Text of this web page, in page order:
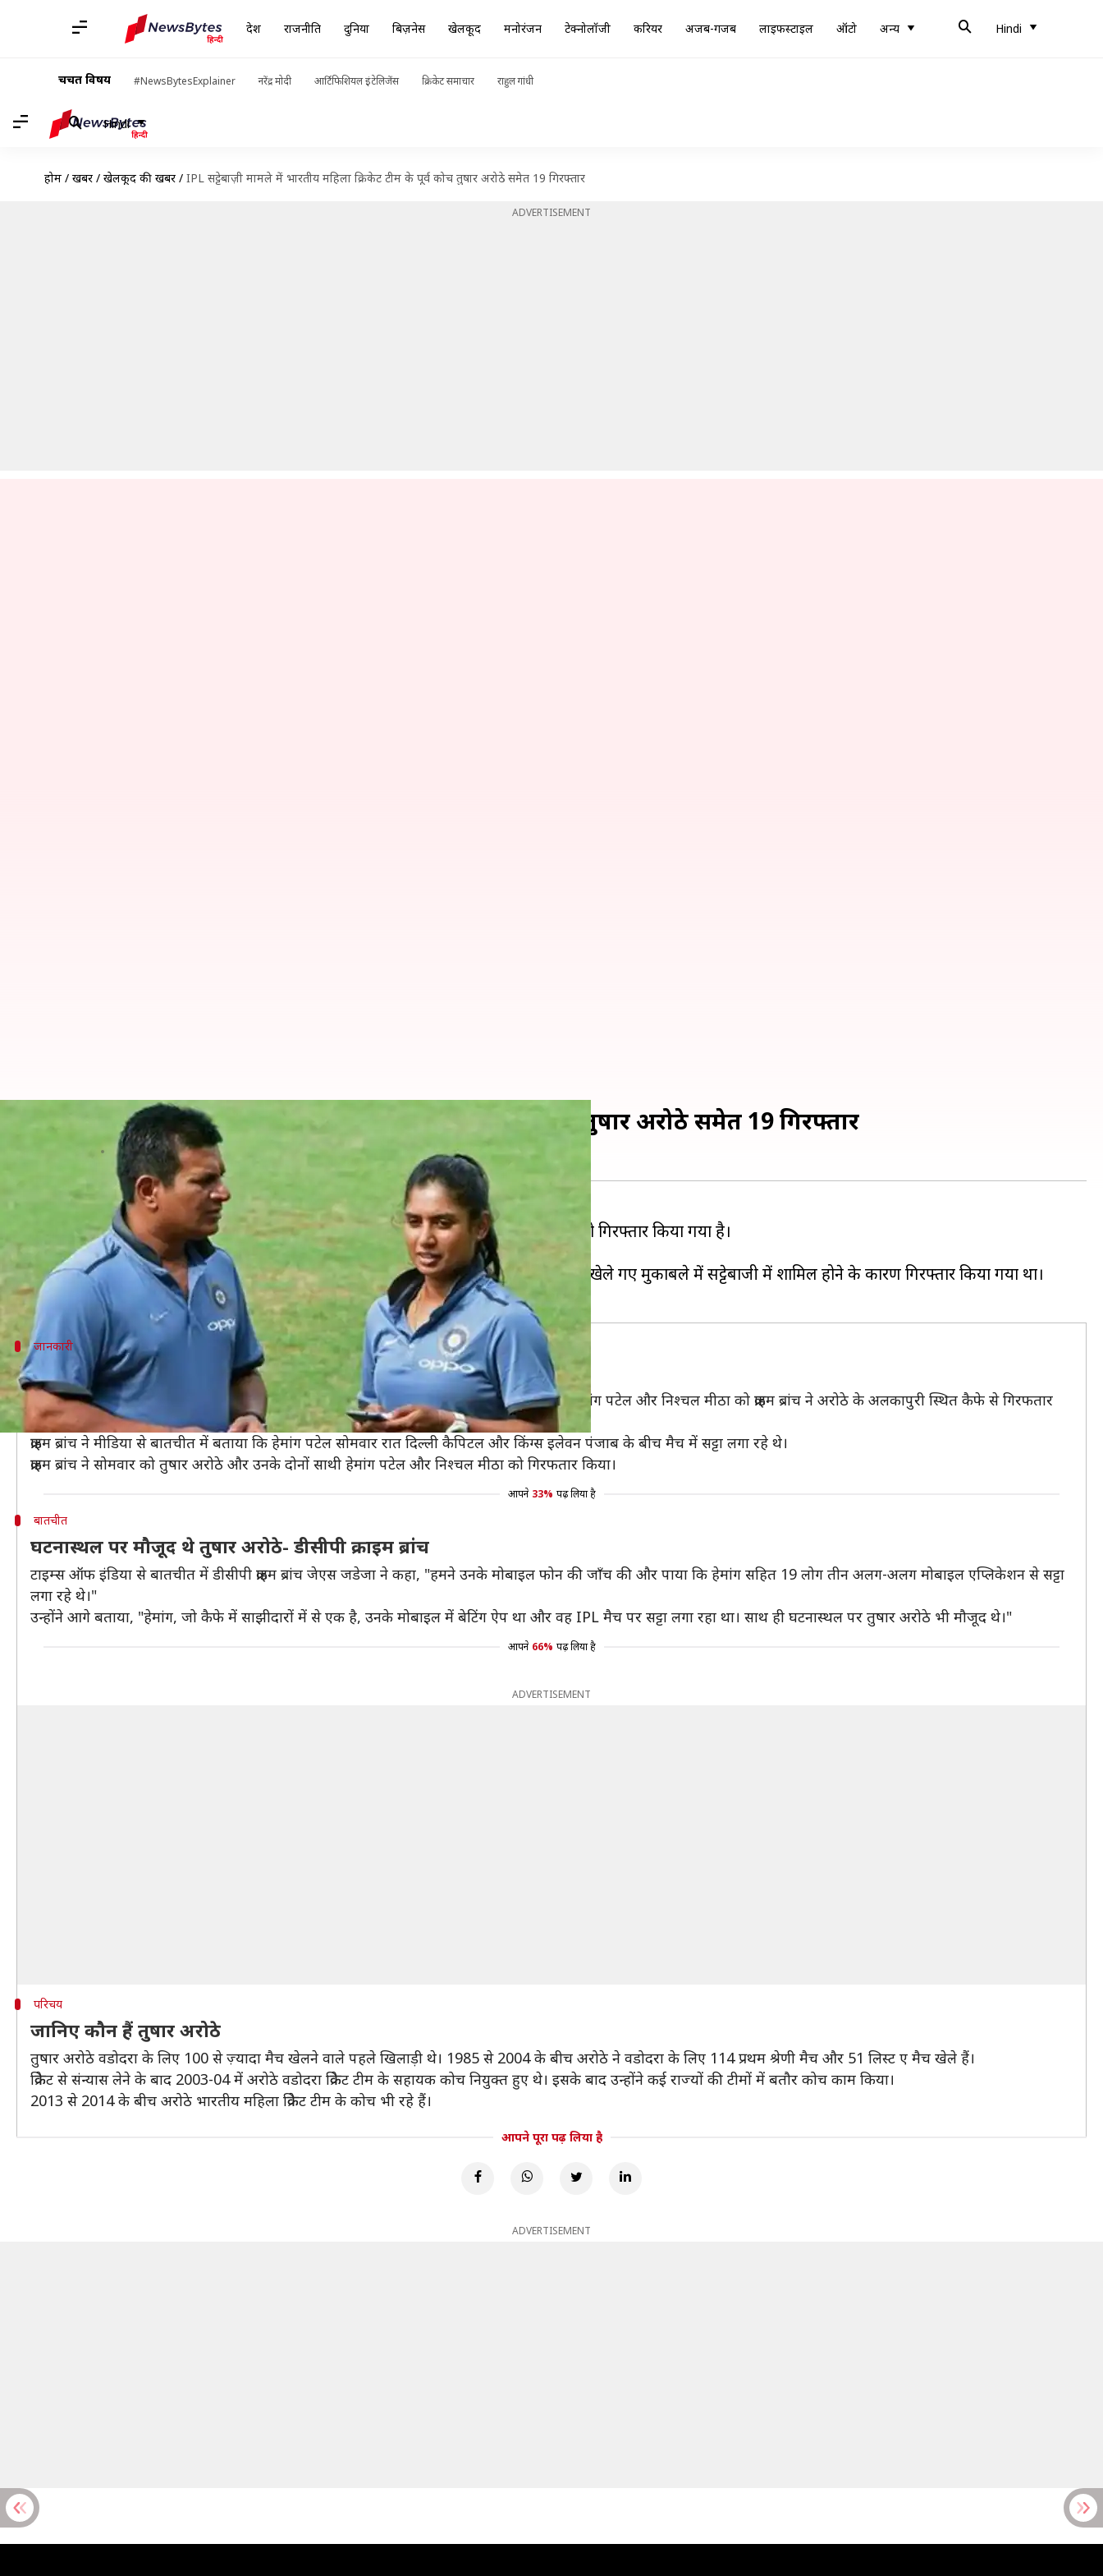
देश राजनीति दुनिया बिज़नेस खेलकूद मनोरंजन टेक्नोलॉजी करियर अजब-गजब लाइफस्टाइल ऑटो अन्य Hindi
चर्चित विषय #NewsBytesExplainer नरेंद्र मोदी आर्टिफिशियल इंटेलिजेंस क्रिकेट समाचार राहुल गांधी
Hindi
होम / खबरें / खेलकूद की खबरें / IPL सट्टेबाज़ी मामले में भारतीय महिला क्रिकेट टीम के पूर्व कोच तुषार अरोठे समेत 19 गिरफ्तार
ADVERTISEMENT
IPL सट्टेबाज़ी मामले में भारतीय महिला क्रिकेट टीम के पूर्व कोच तुषार अरोठे समेत 19 गिरफ्तार
Apr 03, 2019 05:45 pm
क्या है खबर?
इंडियन प्रीमियर लीग में सट्टेबाज़ी के मामले में भारतीय महिला क्रिकेट टीम के पूर्व कोच तुषार अरोठे को गिरफ्तार किया गया है।
वडोदरा क्राइम ब्रांच ने तुषार अरोठे समेत कुल 19 लोगों को एक कैफे से गिरफ्तार किया है।
इससे पहले 16 लोगों को किंग्‍स इलेवन पंजाब और दिल्‍ली कैपिटल्‍स के बीच सोमवार को मोहाली में खेले गए मुकाबले में सट्टेबाजी में शामिल होने के कारण गिरफ्तार किया गया था।
जानकारी
तुषार अरोठे और उनके 2 पार्टनर हुए गिरफतार
भारतीय महिला क्रिकेट टीम के पूर्व कोच और पूर्व-रणजी ट्रॉफी खिलाड़ी तुषार अरोठे और उनके दो साथी हेमांग पटेल और निश्चल मीठा को क्राइम ब्रांच ने अरोठे के अलकापुरी स्थित कैफे से गिरफतार
किया।
क्राइम ब्रांच ने मीडिया से बातचीत में बताया कि हेमांग पटेल सोमवार रात दिल्ली कैपिटल और किंग्स इलेवन पंजाब के बीच मैच में सट्टा लगा रहे थे।
क्राइम ब्रांच ने सोमवार को तुषार अरोठे और उनके दोनों साथी हेमांग पटेल और निश्चल मीठा को गिरफतार किया।
आपने 33% पढ़ लिया है
बातचीत
घटनास्थल पर मौजूद थे तुषार अरोठे- डीसीपी क्राइम ब्रांच
टाइम्स ऑफ इंडिया से बातचीत में डीसीपी क्राइम ब्रांच जेएस जडेजा ने कहा, "हमने उनके मोबाइल फोन की जाँच की और पाया कि हेमांग सहित 19 लोग तीन अलग-अलग मोबाइल एप्लिकेशन से सट्टा
लगा रहे थे।"
उन्होंने आगे बताया, "हेमांग, जो कैफे में साझीदारों में से एक है, उनके मोबाइल में बेटिंग ऐप था और वह IPL मैच पर सट्टा लगा रहा था। साथ ही घटनास्थल पर तुषार अरोठे भी मौजूद थे।"
आपने 66% पढ़ लिया है
ADVERTISEMENT
परिचय
जानिए कौन हैं तुषार अरोठे
तुषार अरोठे वडोदरा के लिए 100 से ज़्यादा मैच खेलने वाले पहले खिलाड़ी थे। 1985 से 2004 के बीच अरोठे ने वडोदरा के लिए 114 प्रथम श्रेणी मैच और 51 लिस्ट ए मैच खेले हैं।
क्रिकेट से संन्यास लेने के बाद 2003-04 में अरोठे वडोदरा क्रिकेट टीम के सहायक कोच नियुक्त हुए थे। इसके बाद उन्होंने कई राज्यों की टीमों में बतौर कोच काम किया।
2013 से 2014 के बीच अरोठे भारतीय महिला क्रिकेट टीम के कोच भी रहे हैं।
आपने पूरा पढ़ लिया है
ADVERTISEMENT